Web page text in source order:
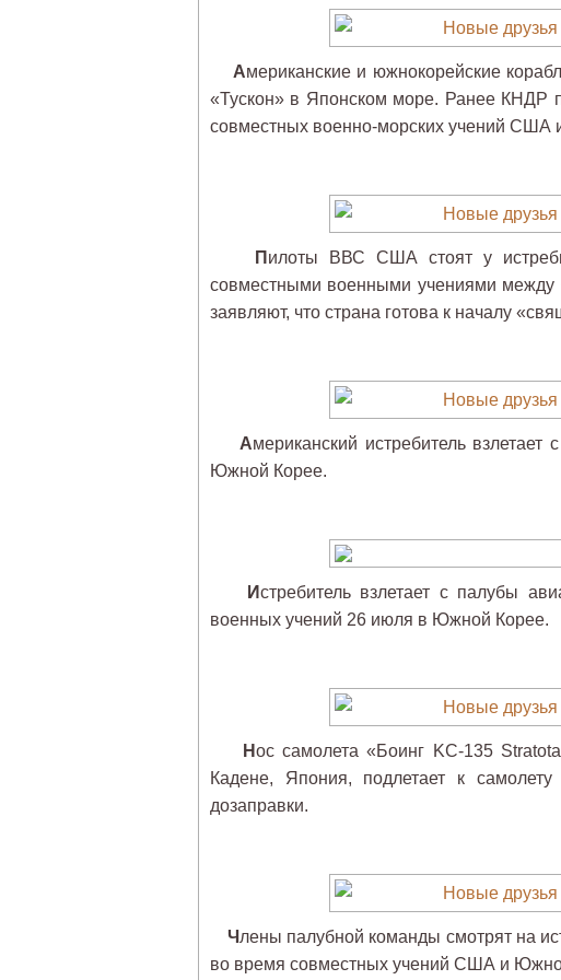
Американские и южнокорейские
«Тускон» в Японском море. Ранее КНДР
совместных военно-морских учений США
П илоты ВВС США стоят у
совместными военными учениями
заявляют, что страна готова к началу
Американский истребитель
Южной Корее.
Истребитель взлетает с палубы
военных учений 26 июля в Южной Корее.
Нос самолета «Боинг KC-135
Кадене, Япония, подлетает к
дозаправки.
Ч лены палубной команды смотрят на
во время совместных учений США и